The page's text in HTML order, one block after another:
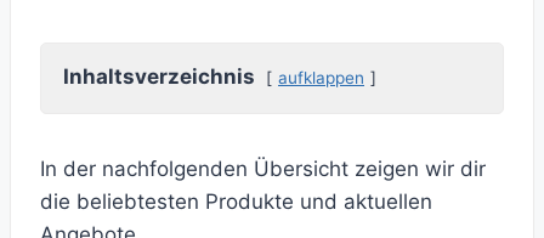
Inhaltsverzeichnis aufklappen
In der nachfolgenden Übersicht zeigen wir dir
die beliebtesten Produkte und aktuellen